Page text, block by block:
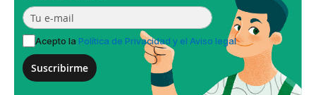
Acepto la Política de Privacidad y el Aviso legal
Suscribirme